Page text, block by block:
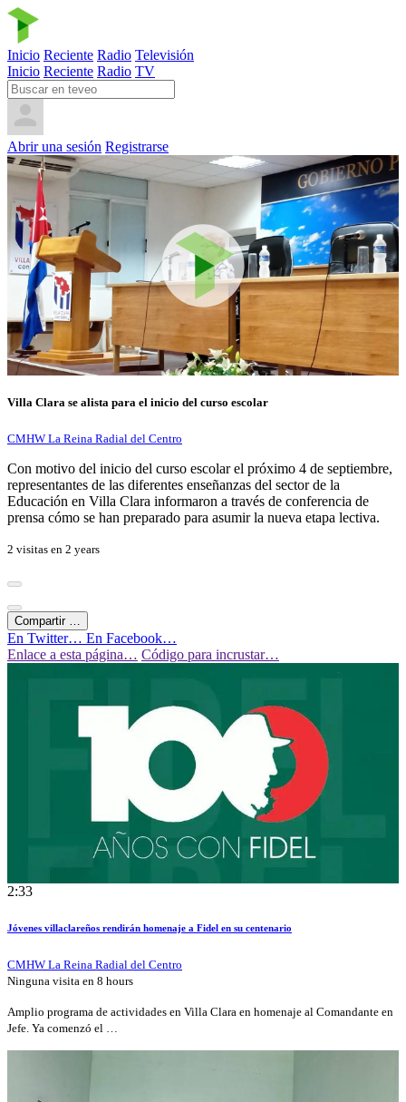
Inicio Reciente Radio Televisión
Inicio Reciente Radio TV
Abrir una sesión Registrarse
Villa Clara se alista para el inicio del curso escolar
CMHW La Reina Radial del Centro
Con motivo del inicio del curso escolar el próximo 4 de septiembre,
representantes de las diferentes enseñanzas del sector de la
Educación en Villa Clara informaron a través de conferencia de
prensa cómo se han preparado para asumir la nueva etapa lectiva.
2 visitas en 2 years
Compartir …
En Twitter… En Facebook…
Enlace a esta página… Código para incrustar…
2:33
Jóvenes villaclareños rendirán homenaje a Fidel en su centenario
CMHW La Reina Radial del Centro
Ninguna visita en 8 hours
Amplio programa de actividades en Villa Clara en homenaje al Comandante en
Jefe. Ya comenzó el …